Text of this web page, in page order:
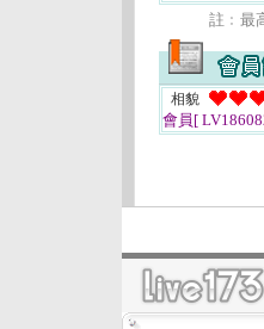
註﹕最
相貌
會員[